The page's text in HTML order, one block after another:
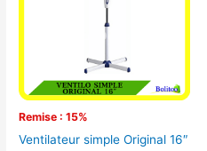
Remise : 15%
Ventilateur simple Original 16″